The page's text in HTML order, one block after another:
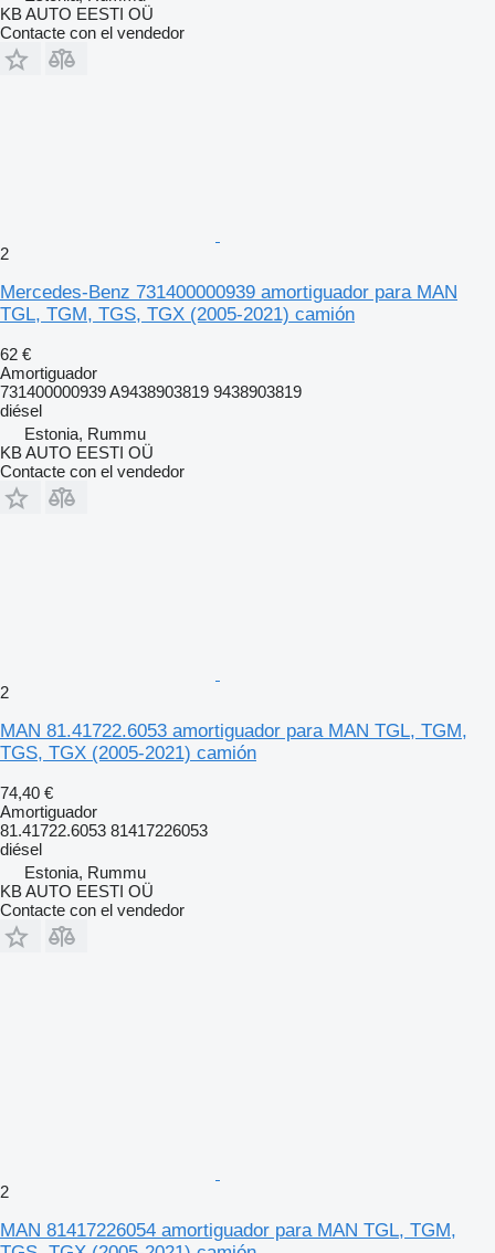
KB AUTO EESTI OÜ
Contacte con el vendedor
2
Mercedes-Benz 731400000939 amortiguador para MAN
TGL, TGM, TGS, TGX (2005-2021) camión
62 €
Amortiguador
731400000939 A9438903819 9438903819
diésel
Estonia, Rummu
KB AUTO EESTI OÜ
Contacte con el vendedor
2
MAN 81.41722.6053 amortiguador para MAN TGL, TGM,
TGS, TGX (2005-2021) camión
74,40 €
Amortiguador
81.41722.6053 81417226053
diésel
Estonia, Rummu
KB AUTO EESTI OÜ
Contacte con el vendedor
2
MAN 81417226054 amortiguador para MAN TGL, TGM,